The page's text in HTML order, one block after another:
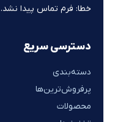
دسترسی سریع
دسته‌بندی
پرفروش‌ترین‌ها
محصولات
خطا: فرم تماس پیدا نشد.